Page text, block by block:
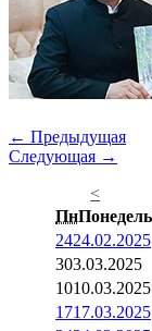
← Предыдущая
Следующая →
<
Пн
2424.02.2025
303.03.2025
1010.03.2025
1717.03.2025